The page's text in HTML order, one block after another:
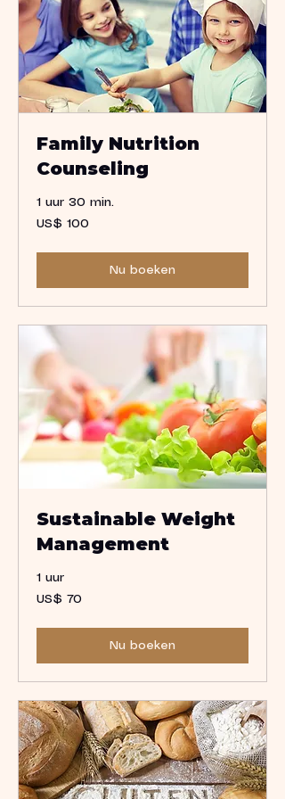
Family Nutrition
Counseling
1 uur 30 min.
100
Amerikaanse
US$ 100
Nu boeken
Sustainable Weight
Management
1 uur
70
Amerikaanse
US$ 70
Nu boeken